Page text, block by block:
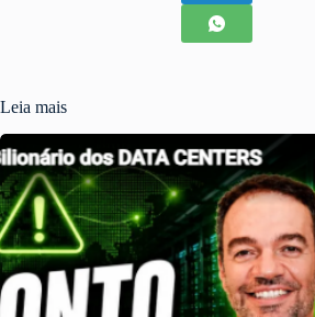
Leia mais